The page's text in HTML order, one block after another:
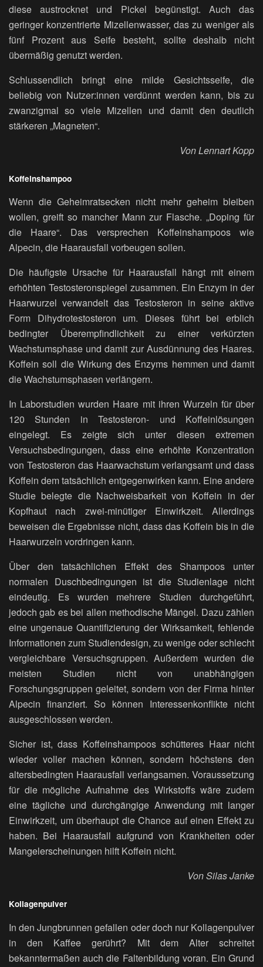
diese austrocknet und Pickel begünstigt. Auch das
geringer konzentrierte Mizellenwasser, das zu weniger als
fünf Prozent aus Seife besteht, sollte deshalb nicht
übermäßig genutzt werden.
Schlussendlich bringt eine milde Gesichtsseife, die
beliebig von Nutzer:innen verdünnt werden kann, bis zu
zwanzigmal so viele Mizellen und damit den deutlich
stärkeren „Magneten“.
Von Lennart Kopp
Koffeinshampoo
Wenn die Geheimratsecken nicht mehr geheim bleiben
wollen, greift so mancher Mann zur Flasche. „Doping für
die Haare“. Das versprechen Koffeinshampoos wie
Alpecin, die Haarausfall vorbeugen sollen.
Die häufigste Ursache für Haarausfall hängt mit einem
erhöhten Testosteronspiegel zusammen. Ein Enzym in der
Haarwurzel verwandelt das Testosteron in seine aktive
Form Dihydrotestosteron um. Dieses führt bei erblich
bedingter Überempfindlichkeit zu einer verkürzten
Wachstumsphase und damit zur Ausdünnung des Haares.
Koffein soll die Wirkung des Enzyms hemmen und damit
die Wachstumsphasen verlängern.
In Laborstudien wurden Haare mit ihren Wurzeln für über
120 Stunden in Testosteron- und Koffeinlösungen
eingelegt. Es zeigte sich unter diesen extremen
Versuchsbedingungen, dass eine erhöhte Konzentration
von Testosteron das Haarwachstum verlangsamt und dass
Koffein dem tatsächlich entgegenwirken kann. Eine andere
Studie belegte die Nachweisbarkeit von Koffein in der
Kopfhaut nach zwei-minütiger Einwirkzeit. Allerdings
beweisen die Ergebnisse nicht, dass das Koffein bis in die
Haarwurzeln vordringen kann.
Über den tatsächlichen Effekt des Shampoos unter
normalen Duschbedingungen ist die Studienlage nicht
eindeutig. Es wurden mehrere Studien durchgeführt,
jedoch gab es bei allen methodische Mängel. Dazu zählen
eine ungenaue Quantifizierung der Wirksamkeit, fehlende
Informationen zum Studiendesign, zu wenige oder schlecht
vergleichbare Versuchsgruppen. Außerdem wurden die
meisten Studien nicht von unabhängigen
Forschungsgruppen geleitet, sondern von der Firma hinter
Alpecin finanziert. So können Interessenkonflikte nicht
ausgeschlossen werden.
Sicher ist, dass Koffeinshampoos schütteres Haar nicht
wieder voller machen können, sondern höchstens den
altersbedingten Haarausfall verlangsamen. Voraussetzung
für die mögliche Aufnahme des Wirkstoffs wäre zudem
eine tägliche und durchgängige Anwendung mit langer
Einwirkzeit, um überhaupt die Chance auf einen Effekt zu
haben. Bei Haarausfall aufgrund von Krankheiten oder
Mangelerscheinungen hilft Koffein nicht.
Von Silas Janke
Kollagenpulver
In den Jungbrunnen gefallen oder doch nur Kollagenpulver
in den Kaffee gerührt? Mit dem Alter schreitet
bekanntermaßen auch die Faltenbildung voran. Ein Grund